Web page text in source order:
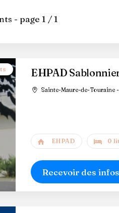
- page 1 / 1
EHPAD
Sainte-Maure-de-Touraine
EHPAD 0
Recevoir des infos